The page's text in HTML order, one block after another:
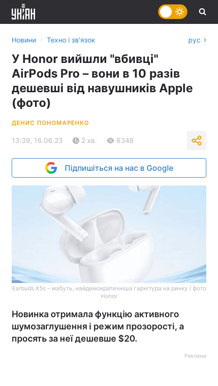
Новини › Техно і зв'язок рус
У Honor вийшли "вбивці"
AirPods Pro – вони в 10 разів
дешевші від навушників Apple
(фото)
ДЕНИС ПОНОМАРЕНКО
13:39, 16.06.23 2 хв. 6348
Підпишіться на нас в Google
Earbuds X5s – мабуть, найдемократичніша гарнітура на ринку / фото
Honor
Новинка отримала функцію активного
шумозаглушення і режим прозорості, а
просять за неї дешевше $20.
Реклама